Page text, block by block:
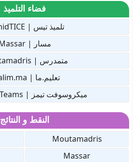
فضاء التلميذ
تلميذ تيس | TelmidTICE
مسار | Massar
متمدرس | Moutamadris
تعليم.ما | Taalim.ma
ميكروسوفت تيمز | Microsoft Teams
النقط و النتائج
Moutamadris
Massar